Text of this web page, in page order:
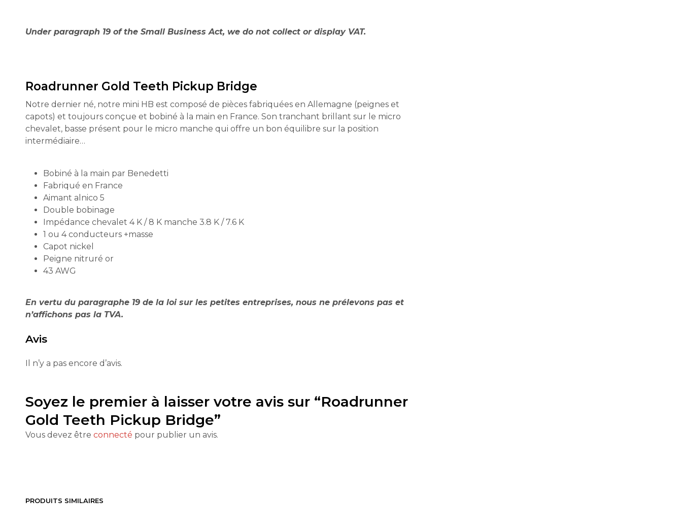
Under paragraph 19 of the Small Business Act, we do not collect or display VAT.
Roadrunner Gold Teeth Pickup Bridge
Notre dernier né, notre mini HB est composé de pièces fabriquées en Allemagne (peignes et
capots) et toujours conçue et bobiné à la main en France. Son tranchant brillant sur le micro
chevalet, basse présent pour le micro manche qui offre un bon équilibre sur la position
intermédiaire…
Bobiné à la main par Benedetti
Fabriqué en France
Aimant alnico 5
Double bobinage
Impédance chevalet 4 K / 8 K manche 3.8 K / 7.6 K
1 ou 4 conducteurs +masse
Capot nickel
Peigne nitruré or
43 AWG
En vertu du paragraphe 19 de la loi sur les petites entreprises, nous ne prélevons pas et
n’affichons pas la TVA.
Avis
Il n’y a pas encore d’avis.
Soyez le premier à laisser votre avis sur “Roadrunner
Gold Teeth Pickup Bridge”
Vous devez être connecté pour publier un avis.
PRODUITS SIMILAIRES